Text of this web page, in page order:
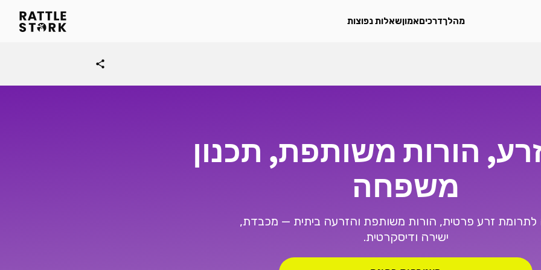
מהלךדרכיםאמוןשאלות נפוצות
share
הורות משותפת, תכנון
משפחה
לתרומת זרע פרטית, הורות משותפת והזרעה ביתית — מכבדת,
ישירה ודיסקרטית.